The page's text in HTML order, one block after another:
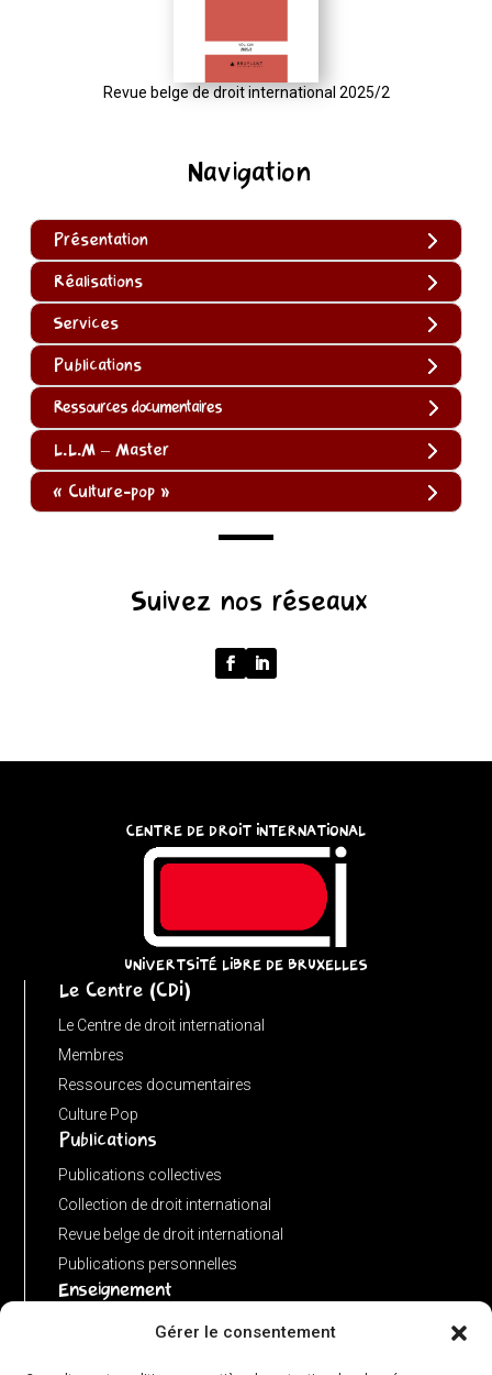
Gérer le consentement
Navigation
Présentation
Réalisations
Services
Publications
Ressources documentaires
L.L.M – Master
« Culture-pop »
input
URL(input,
window.location.href);
u.pathname.toLowerCase().replace(/\/+$/,
Suivez nos réseaux
Revue belge de droit international 2025/2
CENTRE DE DROIT INTERNATIONAL
UNIVERTSITÉ LIBRE DE BRUXELLES
Le Centre (CDI)
Le Centre de droit international
Membres
Ressources documentaires
Culture Pop
Publications
Publications collectives
Collection de droit international
Revue belge de droit international
Publications personnelles
Enseignement
Advanced LLM in public international law